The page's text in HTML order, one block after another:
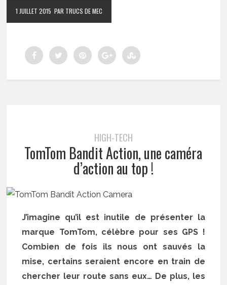
1 JUILLET 2015 PAR TRUCS DE MEC
HIGH-TECH
TomTom Bandit Action, une caméra
d’action au top !
J’imagine qu’il est inutile de présenter la
marque TomTom, célèbre pour ses GPS !
Combien de fois ils nous ont sauvés la
mise, certains seraient encore en train de
chercher leur route sans eux… De plus, les